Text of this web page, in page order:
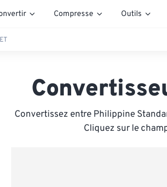
Compresse Outils
Convertissez entre Philippine
Cliquez sur le